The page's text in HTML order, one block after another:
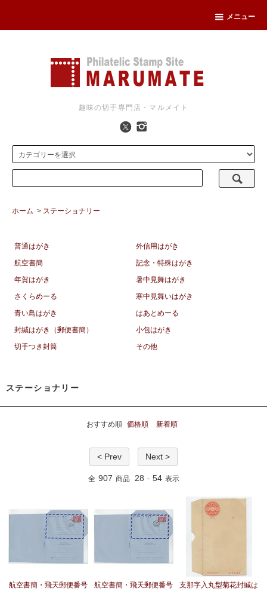
メニュー
趣味の切手専門店・マルメイト
ホーム > ステーショナリー
普通はがき
外信用はがき
航空書簡
記念・特殊はがき
年賀はがき
暑中見舞はがき
さくらめーる
寒中見舞いはがき
青い鳥はがき
はあとめーる
封緘はがき（郵便書簡）
小包はがき
切手つき封筒
その他
ステーショナリー
おすすめ順 価格順 新着順
< Prev Next >
全 907 商品 28 - 54 表示
航空書簡・飛天郵便番号
航空書簡・飛天郵便番号
支那字入丸型菊花封緘は